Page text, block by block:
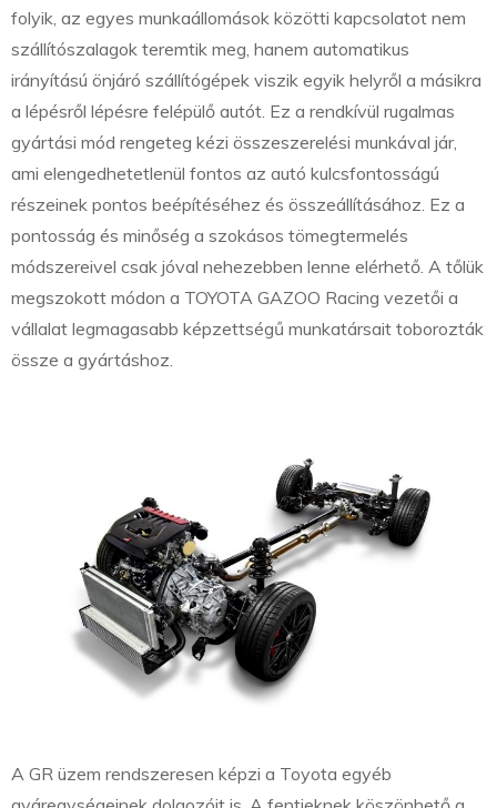
folyik, az egyes munkaállomások közötti kapcsolatot nem
szállítószalagok teremtik meg, hanem automatikus
irányítású önjáró szállítógépek viszik egyik helyről a másikra
a lépésről lépésre felépülő autót. Ez a rendkívül rugalmas
gyártási mód rengeteg kézi összeszerelési munkával jár,
ami elengedhetetlenül fontos az autó kulcsfontosságú
részeinek pontos beépítéséhez és összeállításához. Ez a
pontosság és minőség a szokásos tömegtermelés
módszereivel csak jóval nehezebben lenne elérhető. A tőlük
megszokott módon a TOYOTA GAZOO Racing vezetői a
vállalat legmagasabb képzettségű munkatársait toborozták
össze a gyártáshoz.
A GR üzem rendszeresen képzi a Toyota egyéb